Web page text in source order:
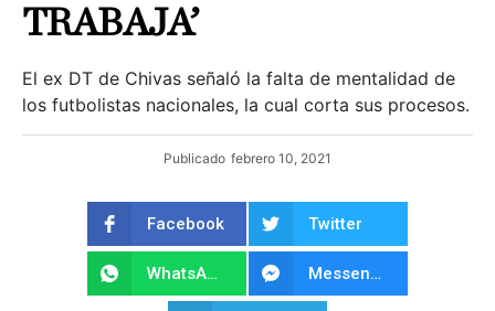
TRABAJA’
El ex DT de Chivas señaló la falta de mentalidad de
los futbolistas nacionales, la cual corta sus procesos.
Publicado febrero 10, 2021
Facebook Twitter
WhatsApp Messenger